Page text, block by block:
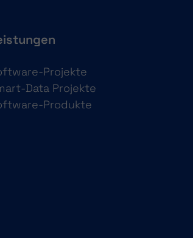
Projekte
Data Projekte
Produkte